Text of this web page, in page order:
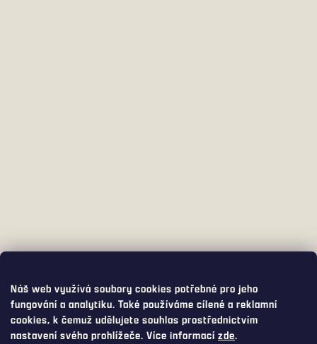
Náš web využívá soubory cookies potřebné pro jeho
fungování a analytiku. Také používáme cílené a reklamní
cookies, k čemuž udělujete souhlas prostřednictvím
nastavení svého prohlížeče. Více informacízde.